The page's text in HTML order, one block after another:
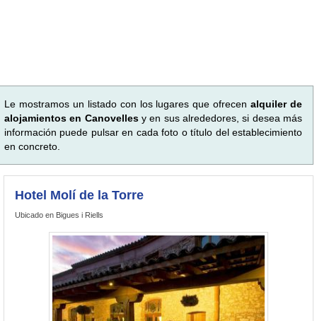
Le mostramos un listado con los lugares que ofrecenalquiler de
alojamientos en Canovellesy en sus alrededores, si desea más
información puede pulsar en cada foto o título del establecimiento
en concreto.
Hotel Molí de la Torre
Ubicado en Bigues i Riells